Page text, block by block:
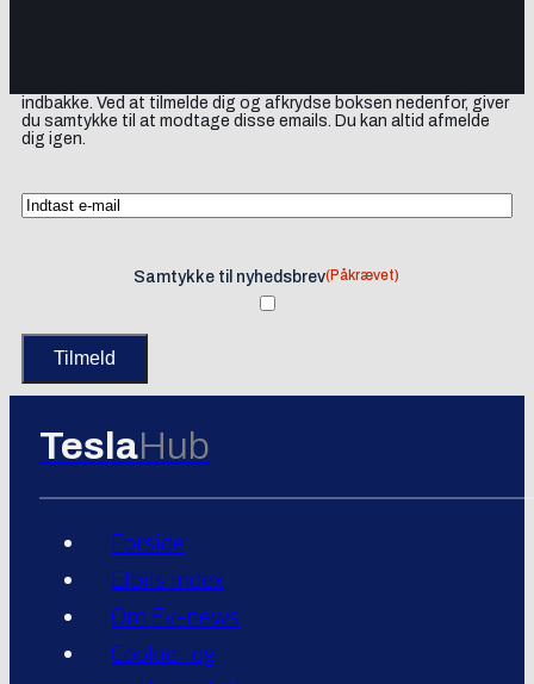
indbakke. Ved at tilmelde dig og afkrydse boksen nedenfor, giver
du samtykke til at modtage disse emails. Du kan altid afmelde
dig igen.
Samtykke til nyhedsbrev(Påkrævet)
TeslaHub
Forside
Elbils index
Om Ev-news
Cookie- og